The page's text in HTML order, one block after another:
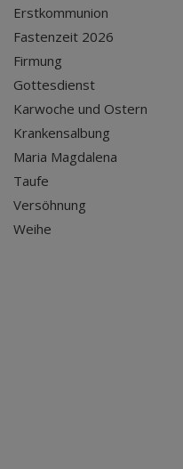
Erstkommunion
Fastenzeit 2026
Firmung
Gottesdienst
Karwoche und Ostern
Krankensalbung
Maria Magdalena
Taufe
Versöhnung
Weihe